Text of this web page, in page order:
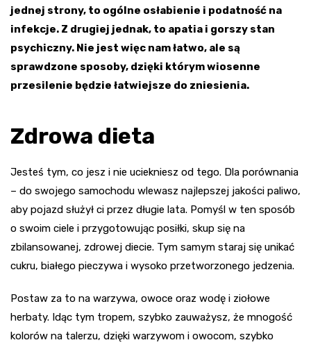
jednej strony, to ogólne osłabienie i podatność na
infekcje. Z drugiej jednak, to apatia i gorszy stan
psychiczny. Nie jest więc nam łatwo, ale są
sprawdzone sposoby, dzięki którym wiosenne
przesilenie będzie łatwiejsze do zniesienia.
Zdrowa dieta
Jesteś tym, co jesz i nie uciekniesz od tego. Dla porównania
– do swojego samochodu wlewasz najlepszej jakości paliwo,
aby pojazd służył ci przez długie lata. Pomyśl w ten sposób
o swoim ciele i przygotowując posiłki, skup się na
zbilansowanej, zdrowej diecie. Tym samym staraj się unikać
cukru, białego pieczywa i wysoko przetworzonego jedzenia.
Postaw za to na warzywa, owoce oraz wodę i ziołowe
herbaty. Idąc tym tropem, szybko zauważysz, że mnogość
kolorów na talerzu, dzięki warzywom i owocom, szybko